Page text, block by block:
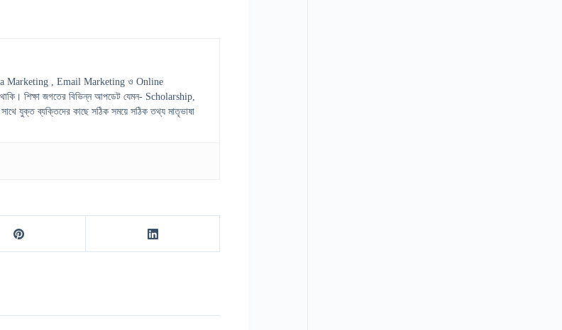
Marketing , Email Marketing ও Online
শিক্ষা জগতের বিভিন্ন আপডেট যেমন- Scholarship,
ব্যক্তিদের কাছে সঠিক সময়ে সঠিক তথ্য মাতৃভাষা